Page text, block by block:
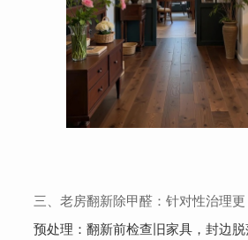
三、老房翻新除甲醛：针对性治理更
预处理：翻新前检查旧家具，封边